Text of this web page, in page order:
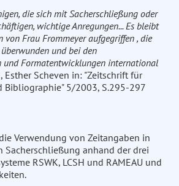
die sich mit Sacherschließung oder
wichtige Anregungen... Es bleibt
von Frau Frommeyer aufgegriffen , die
und bei den
und Formatentwicklungen international
, Esther Scheven in: "Zeitschrift für
Bibliographie" 5/2003, S.295-297
Verwendung von Zeitangaben in
anhand der drei
RSWK, LCSH und RAMEAU und